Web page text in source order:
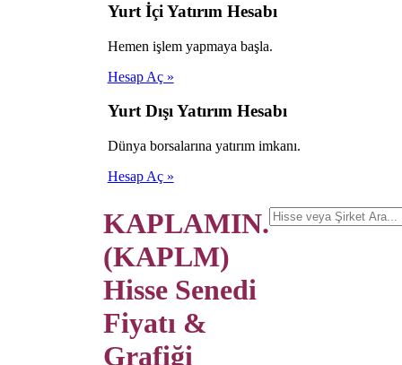
Yurt İçi Yatırım Hesabı
Hemen işlem yapmaya başla.
Hesap Aç »
Yurt Dışı Yatırım Hesabı
Dünya borsalarına yatırım imkanı.
Hesap Aç »
KAPLAMIN.
(KAPLM)
Hisse Senedi
Fiyatı &
Grafiği